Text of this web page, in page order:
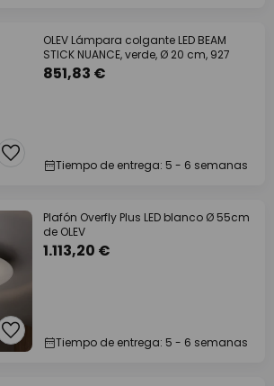
OLEV Lámpara colgante LED BEAM
STICK NUANCE, verde, Ø 20 cm, 927
851,83 €
Tiempo de entrega: 5 - 6 semanas
Plafón Overfly Plus LED blanco Ø 55cm
de OLEV
1.113,20 €
Tiempo de entrega: 5 - 6 semanas